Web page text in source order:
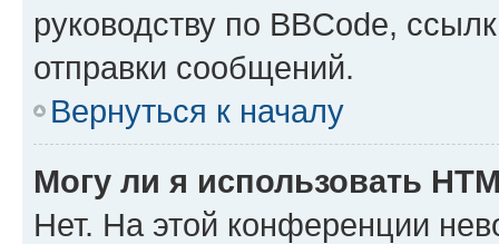
руководству по BBCode,
отправки сообщений.
Вернуться к началу
Могу ли я использовать
Нет. На этой конференции